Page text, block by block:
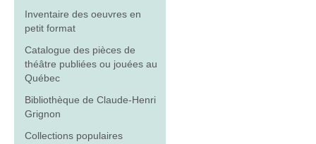
Inventaire des oeuvres en
petit format
Catalogue des pièces de
théâtre publiées ou jouées au
Québec
Bibliothèque de Claude-Henri
Grignon
Collections populaires